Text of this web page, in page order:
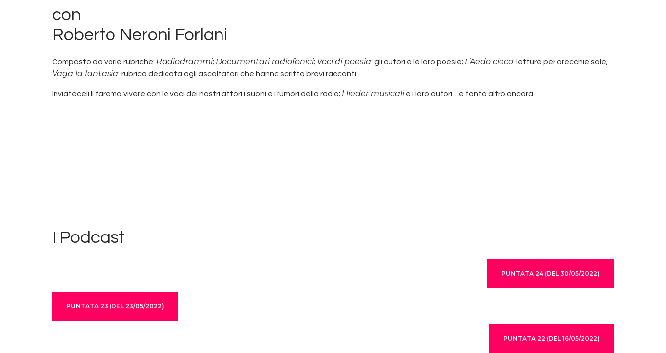
con
Roberto Neroni Forlani
Composto da varie rubriche: Radiodrammi; Documentari radiofonici; Voci di poesia: gli autori e le loro poesie; L’Aedo cieco: letture per orecchie sole;
Vaga la fantasia: rubrica dedicata agli ascoltatori che hanno scritto brevi racconti.
Inviateceli li faremo vivere con le voci dei nostri attori i suoni e i rumori della radio; I lieder musicali e i loro autori…e tanto altro ancora.
I Podcast
PUNTATA 24 (DEL 30/05/2022)
PUNTATA 23 (DEL 23/05/2022)
PUNTATA 22 (DEL 16/05/2022)